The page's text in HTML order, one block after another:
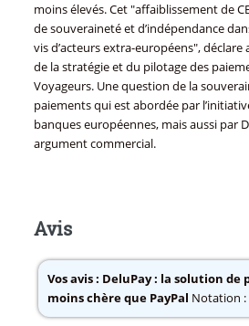
moins élevés. Cet "affaiblissement de
de souveraineté et d’indépendance
vis d’acteurs extra-européens", déclare
de la stratégie et du pilotage des
Voyageurs. Une question de la
paiements qui est abordée par
banques européennes, mais aussi par
argument commercial.
Avis
Vos avis : DeluPay : la solution
moins chère que PayPal Notation :